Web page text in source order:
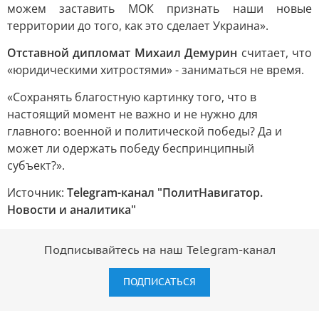
можем заставить МОК признать наши новые
территории до того, как это сделает Украина».
Отставной дипломат Михаил Демурин считает, что
«юридическими хитростями» - заниматься не время.
«Сохранять благостную картинку того, что в
настоящий момент не важно и не нужно для
главного: военной и политической победы? Да и
может ли одержать победу беспринципный
субъект?».
Источник: Telegram-канал "ПолитНавигатор.
Новости и аналитика"
Подписывайтесь на наш Telegram-канал
ПОДПИСАТЬСЯ